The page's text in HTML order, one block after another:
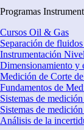
Programas
Cursos Oil & Gas
Separación de
Instrumentación
Dimensionamiento y
Medición de Corte
Fundamentos de
Sistemas de
Sistemas de
Análisis de la